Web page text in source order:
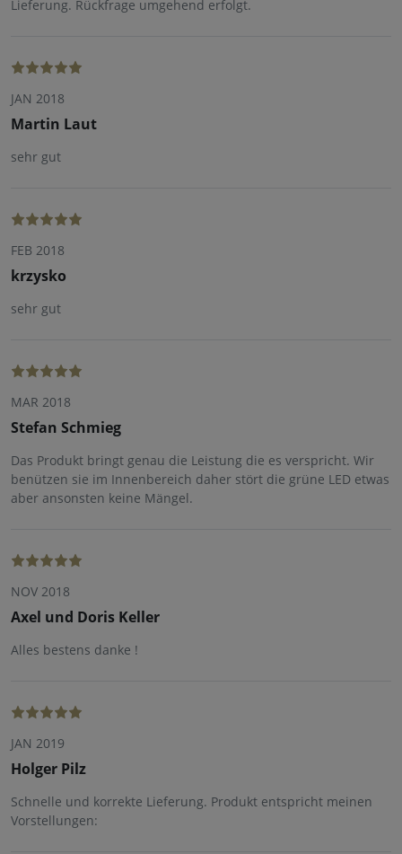
Lieferung. Rückfrage umgehend erfolgt.
JAN 2018
Martin Laut
sehr gut
FEB 2018
krzysko
sehr gut
MAR 2018
Stefan Schmieg
Das Produkt bringt genau die Leistung die es verspricht. Wir
benützen sie im Innenbereich daher stört die grüne LED etwas
aber ansonsten keine Mängel.
NOV 2018
Axel und Doris Keller
Alles bestens danke !
JAN 2019
Holger Pilz
Schnelle und korrekte Lieferung. Produkt entspricht meinen
Vorstellungen: